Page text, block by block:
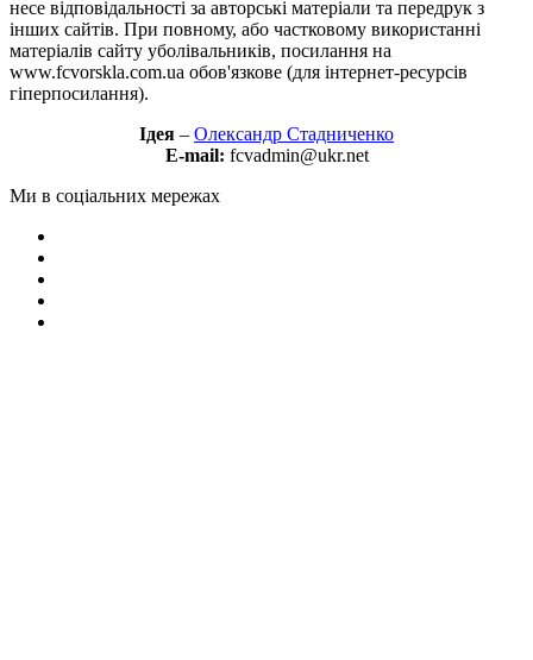
несе відповідальності за авторські матеріали та передрук з
інших сайтів. При повному, або частковому використанні
матеріалів сайту уболівальників, посилання на
www.fcvorskla.com.ua обов'язкове (для інтернет-ресурсів
гіперпосилання).
Ідея – Олександр Стадниченко
E-mail: fcvadmin@ukr.net
Ми в соціальних мережах